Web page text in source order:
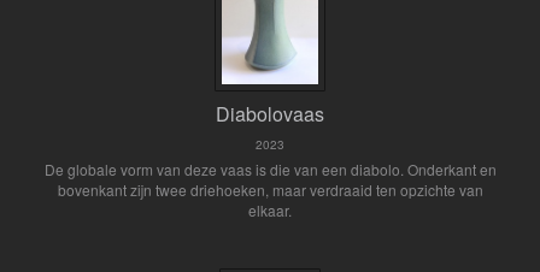
Diabolovaas
2023
De globale vorm van deze vaas is die van een diabolo. Onderkant en
bovenkant zijn twee driehoeken, maar verdraaid ten opzichte van
elkaar.